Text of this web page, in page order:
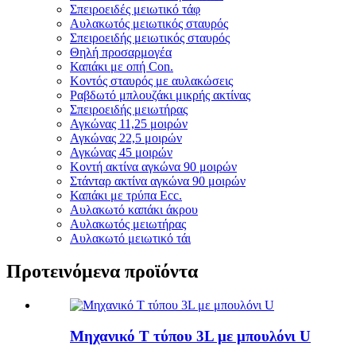
Σπειροειδές μειωτικό τάφ
Αυλακωτός μειωτικός σταυρός
Σπειροειδής μειωτικός σταυρός
Θηλή προσαρμογέα
Καπάκι με οπή Con.
Κοντός σταυρός με αυλακώσεις
Ραβδωτό μπλουζάκι μικρής ακτίνας
Σπειροειδής μειωτήρας
Αγκώνας 11,25 μοιρών
Αγκώνας 22,5 μοιρών
Αγκώνας 45 μοιρών
Κοντή ακτίνα αγκώνα 90 μοιρών
Στάνταρ ακτίνα αγκώνα 90 μοιρών
Καπάκι με τρύπα Ecc.
Αυλακωτό καπάκι άκρου
Αυλακωτός μειωτήρας
Αυλακωτό μειωτικό τάι
Προτεινόμενα προϊόντα
Μηχανικό Τ τύπου 3L με μπουλόνι U